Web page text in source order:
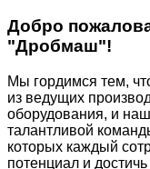
Добро
"Дробмаш"!
Мы гордимся тем,
из ведущих
оборудования, и
талантливой
которых каждый
потенциал и